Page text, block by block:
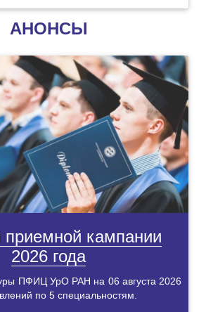
АНОНСЫ
приемной кампании
2026 года
ПФИЦ УрО РАН на 06 августа 2026
по 5 специальностям.